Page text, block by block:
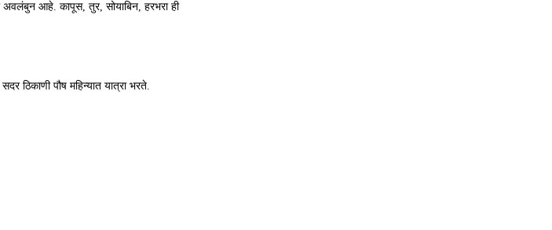
अवलंबुन आहे. कापूस, तुर, सोयाबिन, हरभरा ही
ठिकाणी पौष महिन्यात यात्रा भरते.